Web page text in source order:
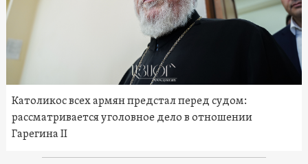
Католикос всех армян предстал перед судом:
рассматривается уголовное дело в отношении
Гарегина II